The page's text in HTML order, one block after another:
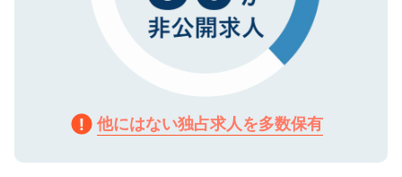
他にはない独占求人を多数保有